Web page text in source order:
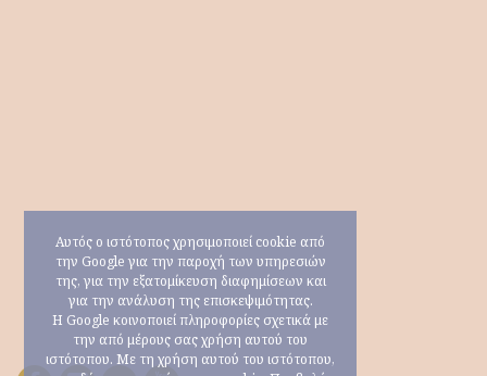
Αυτός ο ιστότοπος χρησιμοποιεί cookie από
την Google για την παροχή των υπηρεσιών
της, για την εξατομίκευση διαφημίσεων και
για την ανάλυση της επισκεψιμότητας.
Η Google κοινοποιεί πληροφορίες σχετικά με
την από μέρους σας χρήση αυτού του
ιστότοπου. Με τη χρήση αυτού του ιστότοπου,